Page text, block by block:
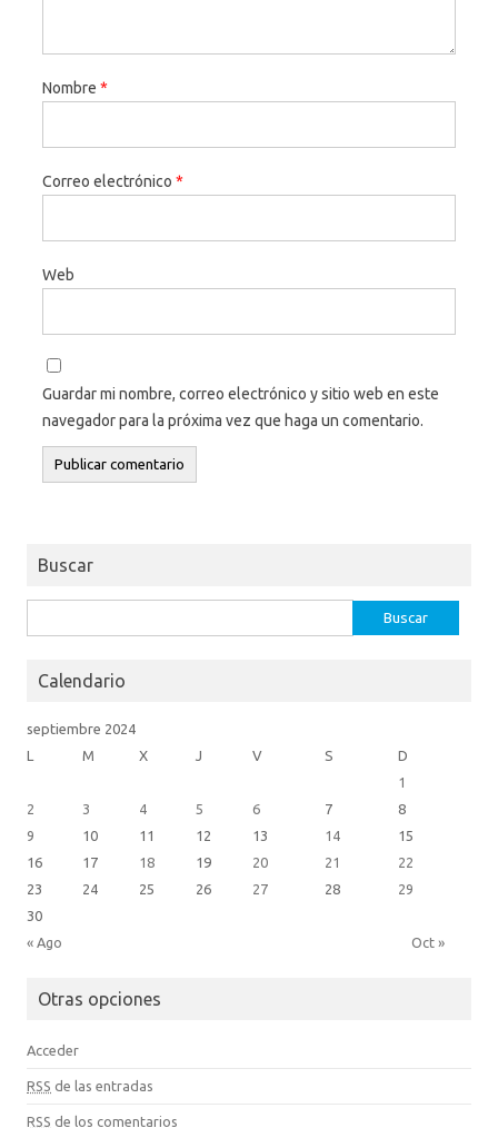
Nombre *
Correo electrónico *
Web
Guardar mi nombre, correo electrónico y sitio web en este
navegador para la próxima vez que haga un comentario.
Buscar
Calendario
septiembre 2024
L
M X J V S D
« Ago Oct »
1
2
3 4 5 6 7
8
9
10 11 12 13 14
15
16
17 18 19 20 21
22
23
24 25 26 27 28
29
30
Otras opciones
Acceder
RSS de las entradas
RSS de los comentarios